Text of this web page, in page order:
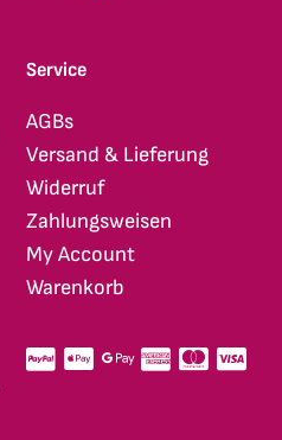
Service
AGBs
Versand & Lieferung
Widerruf
Zahlungsweisen
My Account
Warenkorb